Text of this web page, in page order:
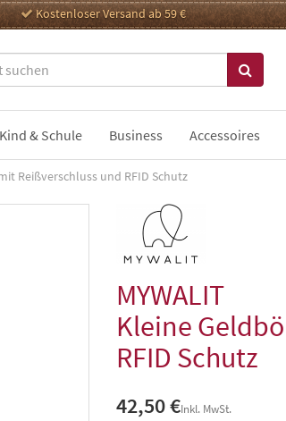
Kostenloser Versand ab 59 €
Kind & Schule Business Accessoires
Reißverschluss und RFID Schutz
MYWALIT
Kleine
RFID Schutz
42,50 €Inkl. MwSt.